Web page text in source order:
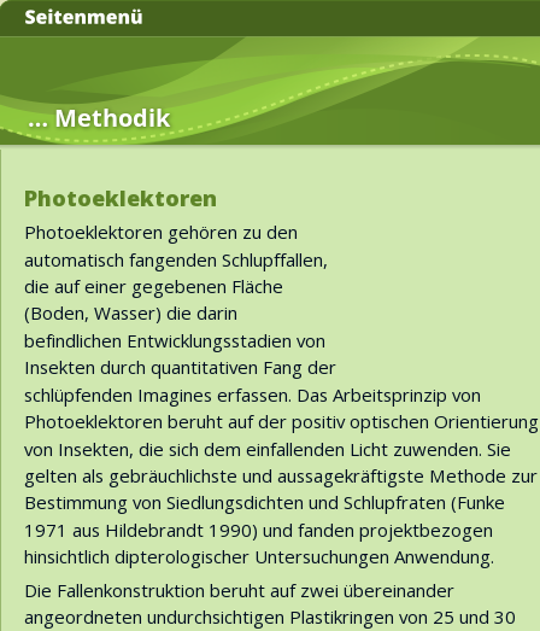
Photoeklektoren
Photoeklektoren gehören zu den
automatisch fangenden Schlupffallen,
die auf einer gegebenen Fläche
(Boden, Wasser) die darin
befindlichen Entwicklungsstadien von
Insekten durch quantitativen Fang der
schlüpfenden Imagines erfassen. Das Arbeitsprinzip von
Photoeklektoren beruht auf der positiv optischen
von Insekten, die sich dem einfallenden Licht zuwenden. Sie
gelten als gebräuchlichste und aussagekräftigste Methode
Bestimmung von Siedlungsdichten und Schlupfraten (Funke
1971 aus Hildebrandt 1990) und fanden projektbezogen
hinsichtlich dipterologischer Untersuchungen Anwendung.
Die Fallenkonstruktion beruht auf zwei übereinander
angeordneten undurchsichtigen Plastikringen von 25 und 30
… Methodik